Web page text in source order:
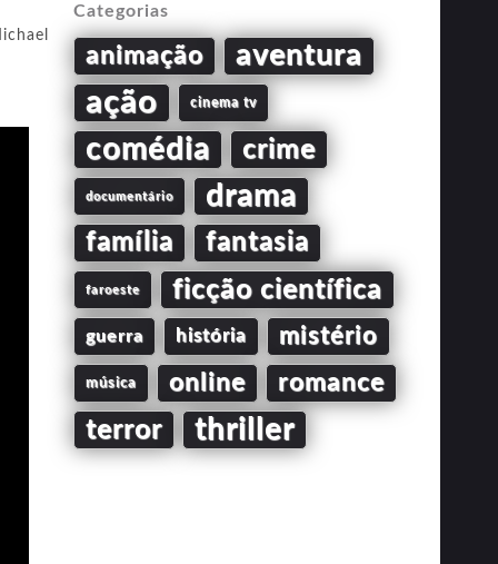
Categorias
animação aventura
ação cinema tv
comédia crime
documentário drama
família fantasia
faroeste ficção científica
guerra história mistério
música online romance
terror thriller